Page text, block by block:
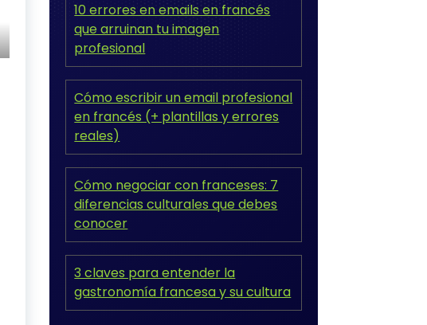
10 errores en emails en francés
que arruinan tu imagen
profesional
Cómo escribir un email profesional
en francés (+ plantillas y errores
reales)
Cómo negociar con franceses: 7
diferencias culturales que debes
conocer
3 claves para entender la
gastronomía francesa y su cultura